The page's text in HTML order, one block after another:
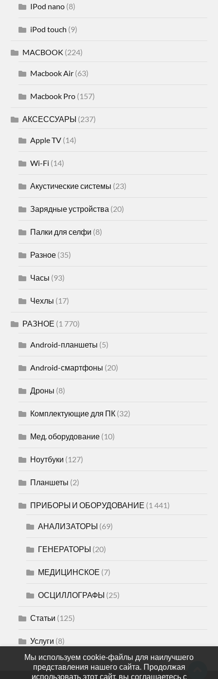
IPod nano (8)
iPod touch (9)
MACBOOK (224)
Macbook Air (63)
Macbook Pro (157)
АКСЕССУАРЫ (237)
Apple TV (14)
Wi-Fi (14)
Акустические системы (23)
Зарядные устройства (20)
Палки для селфи (8)
Разное (35)
Часы (93)
Чехлы (17)
РАЗНОЕ (1 770)
Android-планшеты (5)
Android-смартфоны (20)
Дроны (8)
Комплектующие для ПК (32)
Мед. оборудование (10)
Ноутбуки (127)
Планшеты (2)
ПРИБОРЫ И ОБОРУДОВАНИЕ (1 441)
АНАЛИЗАТОРЫ (69)
ГЕНЕРАТОРЫ (20)
МЕДИЦИНСКОЕ (7)
ОСЦИЛЛОГРАФЫ (25)
Статьи (125)
Услуги (8)
Мы используем cookie-файлы для наилучшего
представления нашего сайта. Продолжая
использовать этот сайт, вы соглашаетесь с